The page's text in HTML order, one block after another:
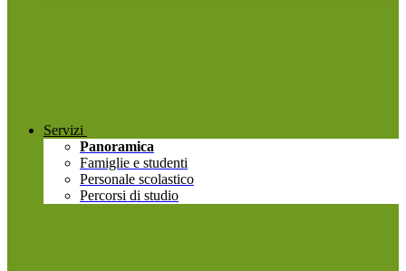
Servizi
Panoramica
Famiglie e studenti
Personale scolastico
Percorsi di studio